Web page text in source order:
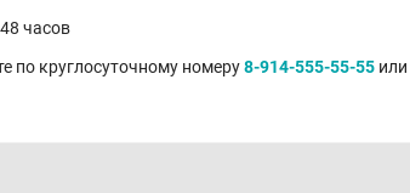
часов
по круглосуточному номеру8-914-555-55-55 или